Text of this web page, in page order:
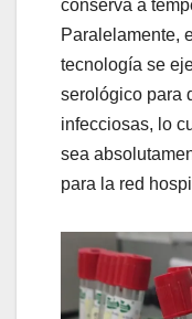
conserva a
Paralelamente,
tecnología se
serológico para
infecciosas, lo
sea
para la red